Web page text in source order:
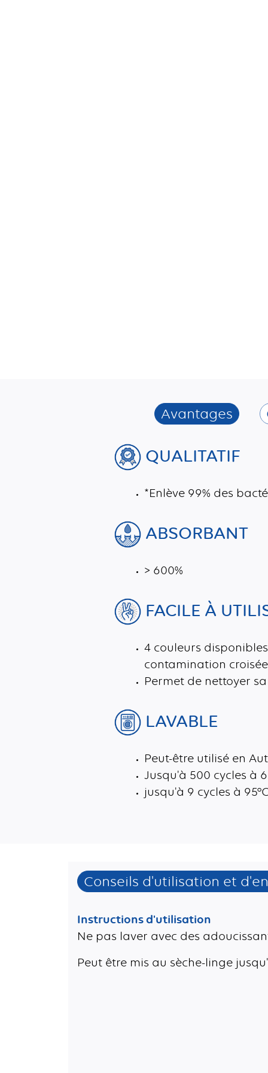
Avantages
QUALITATIF
*Enlève 99% des
ABSORBANT
> 600%
FACILE À
4 couleurs
contamination croisée
Permet de nettoyer
LAVABLE
Peut-être utilisé en
Jusqu'à 500 cycles à
jusqu'à 9 cycles à
Conseils d'utilisation et
Instructions d'utilisation
Ne pas laver avec des
Peut être mis au sèche-linge